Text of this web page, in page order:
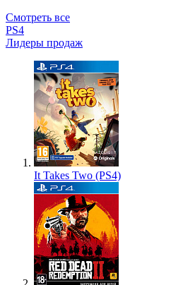
Смотреть все
PS4
Лидеры продаж
It Takes Two (PS4)